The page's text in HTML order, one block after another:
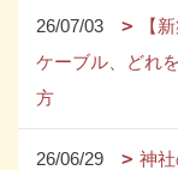
26/07/03
【
ケーブル、どれ
方
26/06/29 神